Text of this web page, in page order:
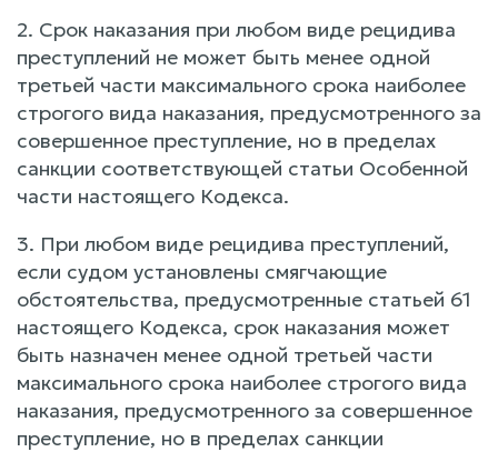
2. Срок наказания при любом виде рецидива
преступлений не может быть менее одной
третьей части максимального срока наиболее
строгого вида наказания, предусмотренного за
совершенное преступление, но в пределах
санкции соответствующей статьи Особенной
части настоящего Кодекса.
3. При любом виде рецидива преступлений,
если судом установлены смягчающие
обстоятельства, предусмотренные статьей 61
настоящего Кодекса, срок наказания может
быть назначен менее одной третьей части
максимального срока наиболее строгого вида
наказания, предусмотренного за совершенное
преступление, но в пределах санкции